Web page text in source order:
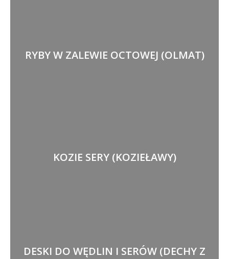
RYBY W ZALEWIE OCTOWEJ (OLMAT)
KOZIE SERY (KOZIEŁAWY)
DESKI DO WĘDLIN I SERÓW (DECHY Z